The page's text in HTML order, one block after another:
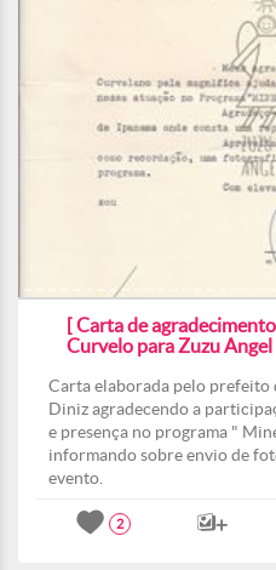
[ Carta de
Curvelo para Zuzu Angel
Carta elaborada pelo
Diniz agradecendo a
e presença no programa "
informando sobre envio de
evento.
2